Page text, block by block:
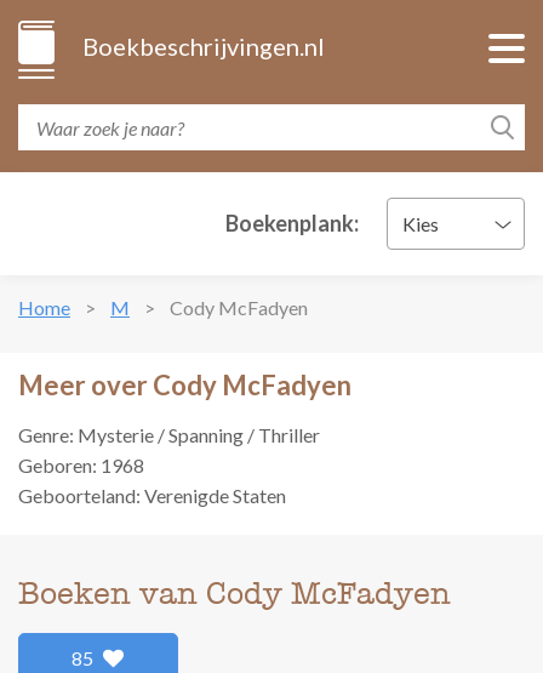
Boekbeschrijvingen.nl
Boekenplank: Kies
Home M Cody McFadyen
Meer over Cody McFadyen
Genre: Mysterie / Spanning / Thriller
Geboren: 1968
Geboorteland: Verenigde Staten
Boeken van Cody McFadyen
85